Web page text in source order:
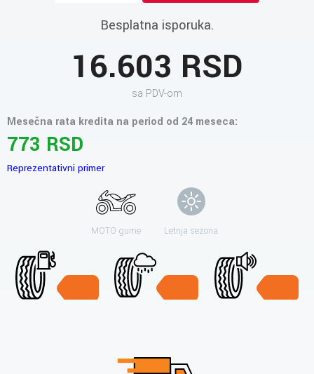
Besplatna isporuka.
16.603 RSD
sa PDV-om
Mesečna rata kredita na period od 24 meseca:
773 RSD
Reprezentativni primer
MOTO gume Letnja sezona